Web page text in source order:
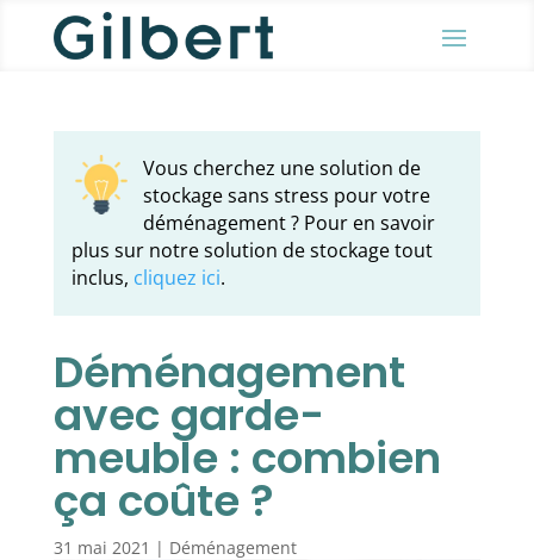
Vous cherchez une solution de
stockage sans stress pour votre
déménagement ? Pour en savoir
plus sur notre solution de stockage tout
inclus, cliquez ici.
Déménagement
avec garde-
meuble : combien
ça coûte ?
31 mai 2021 | Déménagement